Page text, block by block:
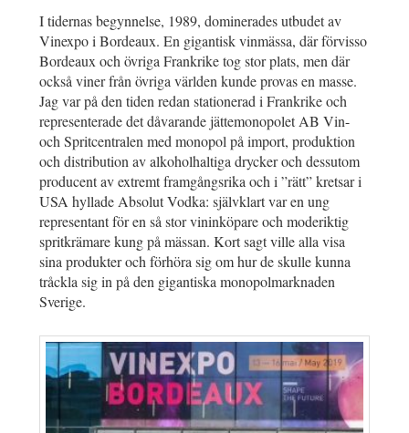
I tidernas begynnelse, 1989, dominerades utbudet av
Vinexpo i Bordeaux. En gigantisk vinmässa, där förvisso
Bordeaux och övriga Frankrike tog stor plats, men där
också viner från övriga världen kunde provas en masse.
Jag var på den tiden redan stationerad i Frankrike och
representerade det dåvarande jättemonopolet AB Vin-
och Spritcentralen med monopol på import, produktion
och distribution av alkoholhaltiga drycker och dessutom
producent av extremt framgångsrika och i ”rätt” kretsar i
USA hyllade Absolut Vodka: självklart var en ung
representant för en så stor vininköpare och moderiktig
spritkrämare kung på mässan. Kort sagt ville alla visa
sina produkter och förhöra sig om hur de skulle kunna
tråckla sig in på den gigantiska monopolmarknaden
Sverige.